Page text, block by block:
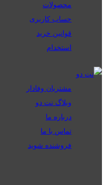
محصولات
حساب کاربری
قوانین خرید
استخدام
مشتریان وفادار
وبلاگ نت دو
درباره ما
تماس با ما
فروشنده شوید